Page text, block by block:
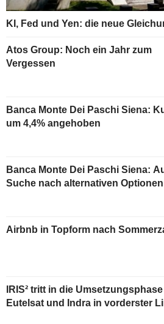
KI, Fed und Yen: die neue
Atos Group: Noch ein Jahr zum
Vergessen
Banca Monte Dei Paschi Siena:
um 4,4% angehoben
Banca Monte Dei Paschi Siena:
Suche nach alternativen Optionen
Airbnb in Topform nach
IRIS² tritt in die
Eutelsat und Indra in vorderster